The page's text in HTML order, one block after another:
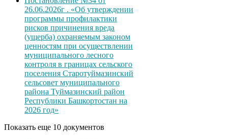
26.06.2026г . «Об утверждении
программы профилактики
рисков причинения вреда
(ущерба) охраняемым законом
ценностям при осуществлении
муниципального лесного
контроля в границах сельского
поселения Старотуймазинский
сельсовет муниципального
района Туймазинский район
Республики Башкортостан на
2026 год»
Показать еще 10 документов